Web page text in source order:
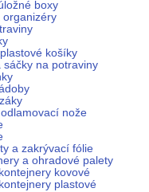
boxy
organizéry
košíky
sáčky na potraviny
nože
a zakrývací fólie
a ohradové palety
kovové
plastové